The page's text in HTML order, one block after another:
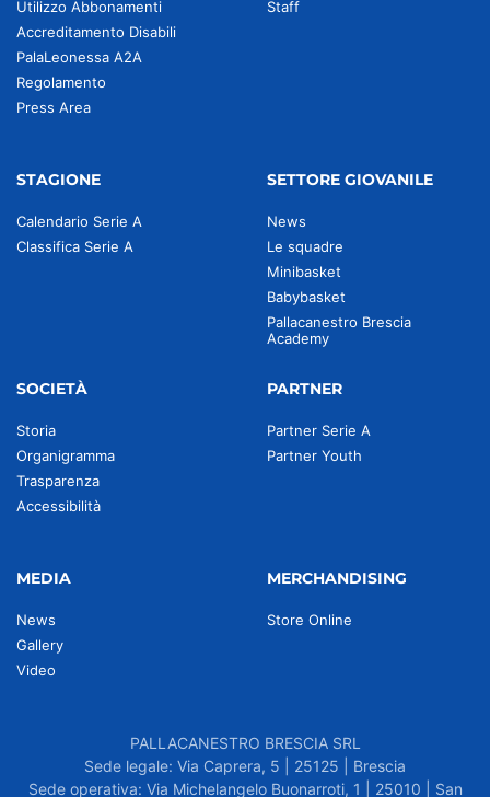
Utilizzo Abbonamenti
Accreditamento Disabili
PalaLeonessa A2A
Regolamento
Press Area
Staff
STAGIONE
Calendario Serie A
Classifica Serie A
SETTORE GIOVANILE
News
Le squadre
Minibasket
Babybasket
Pallacanestro Brescia
Academy
SOCIETÀ
Storia
Organigramma
Trasparenza
Accessibilità
PARTNER
Partner Serie A
Partner Youth
MEDIA
News
Gallery
Video
MERCHANDISING
Store Online
PALLACANESTRO BRESCIA SRL
Sede legale: Via Caprera, 5 | 25125 | Brescia
Sede operativa: Via Michelangelo Buonarroti, 1 | 25010 | San